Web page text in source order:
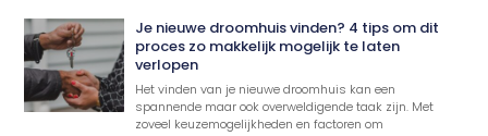
Je nieuwe droomhuis vinden? 4 tips om dit
proces zo makkelijk mogelijk te laten
verlopen
Het vinden van je nieuwe droomhuis kan een
spannende maar ook overweldigende taak zijn. Met
zoveel keuzemogelijkheden en factoren om